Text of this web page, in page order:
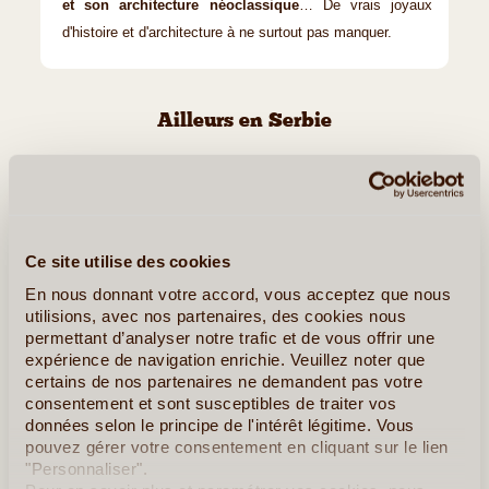
Ce site utilise des cookies
En nous donnant votre accord, vous acceptez que nous
utilisions, avec nos partenaires, des cookies nous
permettant d’analyser notre trafic et de vous offrir une
expérience de navigation enrichie. Veuillez noter que
certains de nos partenaires ne demandent pas votre
consentement et sont susceptibles de traiter vos
données selon le principe de l'intérêt légitime. Vous
pouvez gérer votre consentement en cliquant sur le lien
"Personnaliser".
et son architecture néoclassique… De vrais joyaux
d'histoire et d'architecture à ne surtout pas manquer.
Ailleurs en Serbie
Amateurs de lieux insolites, vous serez comblés en